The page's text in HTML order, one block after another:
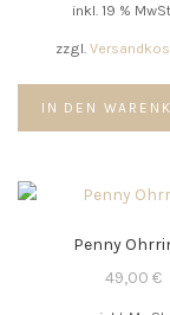
inkl. 19 %
zzgl.
IN DEN
Penny
49,00 €